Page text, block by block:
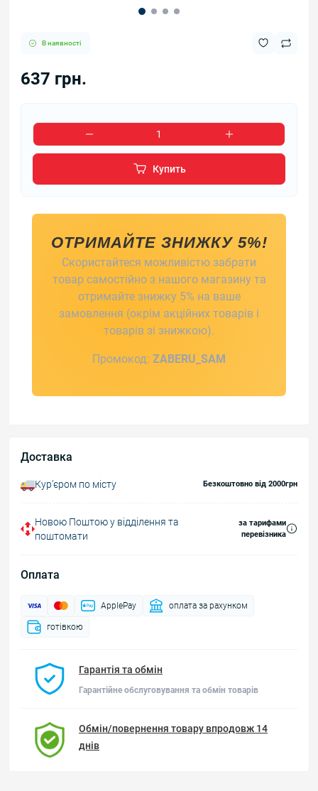
В наявності
637 грн.
Купить
ОТРИМАЙТЕ ЗНИЖКУ 5%!
Скористайтеся можливістю забрати
товар самостійно з нашого магазину та
отримайте знижку 5% на ваше
замовлення (окрім акційних товарів і
товарів зі знижкою).
Промокод: ZABERU_SAM
Доставка
Курʼєром по місту Безкоштовно від 2000грн
Новою Поштою у відділення та
поштомати
за тарифами
перевізника
Оплата
ApplePay оплата за рахунком
готівкою
Гарантія та обмін
Гарантійне обслуговування та обмін товарів
Обмін/повернення товару впродовж 14
днів